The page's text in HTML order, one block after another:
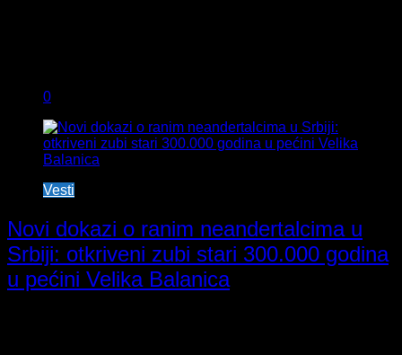
0
Vesti
Novi dokazi o ranim neandertalcima u
Srbiji: otkriveni zubi stari 300.000 godina
u pećini Velika Balanica